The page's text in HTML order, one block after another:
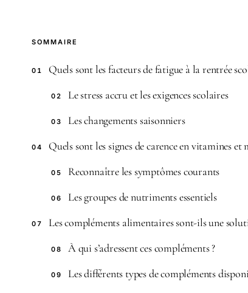
SOMMAIRE
01 Quels sont les facteurs de fatigue à la rentrée
02 Le stress accru et les exigences scolaires
03 Les changements saisonniers
04 Quels sont les signes de carence en vitamines et
05 Reconnaître les symptômes courants
06 Les groupes de nutriments essentiels
07 Les compléments alimentaires sont-ils une
08 À qui s’adressent ces compléments ?
09 Les différents types de compléments